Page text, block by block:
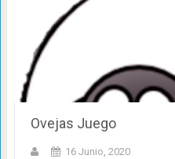
Ovejas Juego
16 Junio, 2020